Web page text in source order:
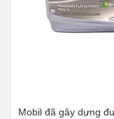
Mobil đã gây dựng